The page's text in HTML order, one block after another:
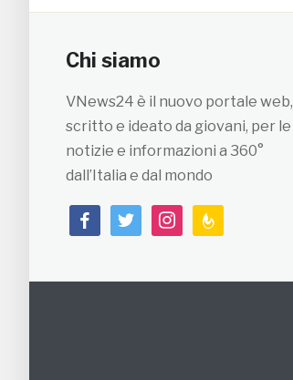
Chi siamo
VNews24 è il nuovo portale web,
scritto e ideato da giovani, per le
notizie e informazioni a 360°
dall’Italia e dal mondo
facebooktwitterinstagramfeedburner